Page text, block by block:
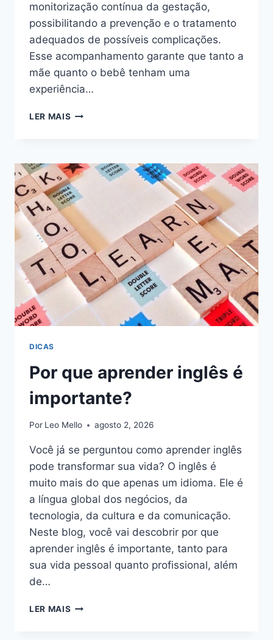
monitorização contínua da gestação,
possibilitando a prevenção e o tratamento
adequados de possíveis complicações.
Esse acompanhamento garante que tanto a
mãe quanto o bebê tenham uma
experiência…
LER MAIS QUANDO
NATAL
E
QUAIS
CONSULTAS
SÃO
IMPORTANTES?
DICAS
Por que aprender inglês é
importante?
Por Leo Mello agosto 2, 2026
Você já se perguntou como aprender inglês
pode transformar sua vida? O inglês é
muito mais do que apenas um idioma. Ele é
a língua global dos negócios, da
tecnologia, da cultura e da comunicação.
Neste blog, você vai descobrir por que
aprender inglês é importante, tanto para
sua vida pessoal quanto profissional, além
de…
LER MAIS POR